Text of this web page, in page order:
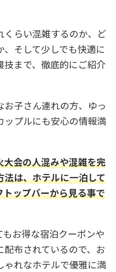
くらい混雑するのか、ど
そして少しでも快適に
まで、徹底的にご紹介
子さん連れの方、ゆっ
ップルにも安心の情報満
大会の人混みや混雑を完
は、ホテルに一泊して
ップバーから見る事で
お得な宿泊クーポンや
布されているので、お
れなホテルで優雅に満